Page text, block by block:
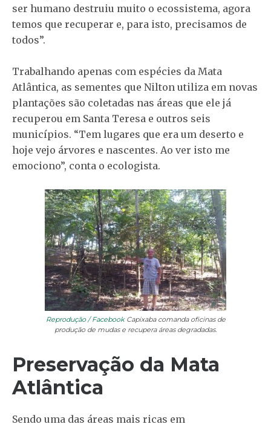
ser humano destruiu muito o ecossistema, agora
temos que recuperar e, para isto, precisamos de
todos”.
Trabalhando apenas com espécies da Mata
Atlântica, as sementes que Nilton utiliza em novas
plantações são coletadas nas áreas que ele já
recuperou em Santa Teresa e outros seis
municípios. “Tem lugares que era um deserto e
hoje vejo árvores e nascentes. Ao ver isto me
emociono”, conta o ecologista.
Reprodução / FacebookCapixaba comanda oficinas de
produção de mudas e recupera áreas degradadas.
Preservação da Mata
Atlântica
Sendo uma das áreas mais ricas em